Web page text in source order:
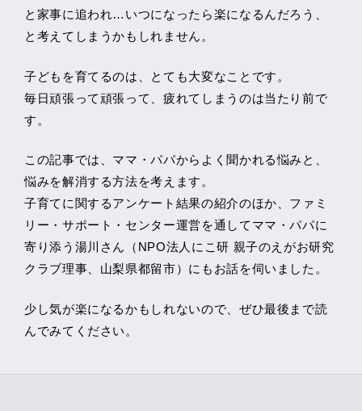
と家事に追われ…いつになったら楽になるんだろう、
と考えてしまうかもしれません。
子どもを育てるのは、とても大変なことです。
毎日頑張って頑張って、疲れてしまうのは当たり前で
す。
この記事では、ママ・パパからよく聞かれる悩みと、
悩みを解消する方法を考えます。
子育てに関するアンケート結果の紹介のほか、ファミ
リー・サポート・センター運営を通してママ・パパに
寄り添う湯川さん（NPO法人にこ研 親子のえがお研究
クラブ理事、山梨県都留市）にもお話を伺いました。
少し気が楽になるかもしれないので、ぜひ最後まで読
んでみてください。